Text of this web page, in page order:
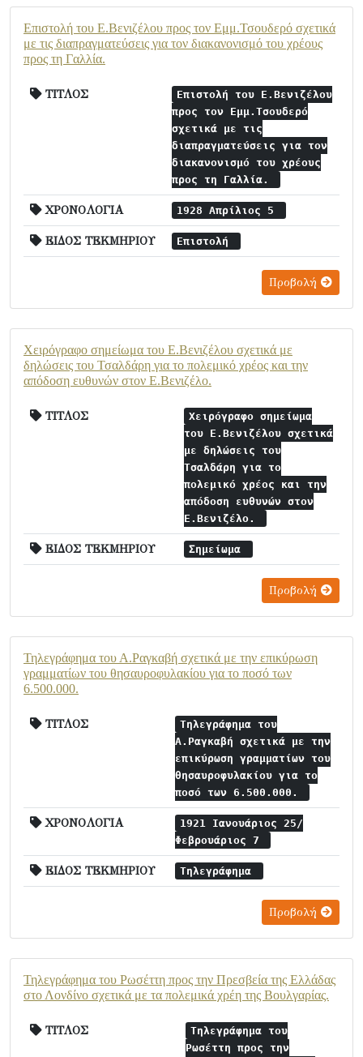
Επιστολή του Ε.Βενιζέλου προς τον Εμμ.Τσουδερό σχετικά
με τις διαπραγματεύσεις για τον διακανονισμό του χρέους
προς τη Γαλλία.
ΤΙΤΛΟΣ
Επιστολή του Ε.Βενιζέλου
προς τον Εμμ.Τσουδερό
σχετικά με τις
διαπραγματεύσεις για τον
διακανονισμό του χρέους
προς τη Γαλλία.
ΧΡΟΝΟΛΟΓΙΑ 1928 Απρίλιος 5
ΕΙΔΟΣ ΤΕΚΜΗΡΙΟΥ Επιστολή
Προβολή
Χειρόγραφο σημείωμα του Ε.Βενιζέλου σχετικά με
δηλώσεις του Τσαλδάρη για το πολεμικό χρέος και την
απόδοση ευθυνών στον Ε.Βενιζέλο.
ΤΙΤΛΟΣ
Χειρόγραφο σημείωμα
του Ε.Βενιζέλου σχετικά
με δηλώσεις του
Τσαλδάρη για το
πολεμικό χρέος και την
απόδοση ευθυνών στον
Ε.Βενιζέλο.
ΕΙΔΟΣ ΤΕΚΜΗΡΙΟΥ Σημείωμα
Προβολή
Τηλεγράφημα του Α.Ραγκαβή σχετικά με την επικύρωση
γραμματίων του θησαυροφυλακίου για το ποσό των
6.500.000.
ΤΙΤΛΟΣ
Τηλεγράφημα του
Α.Ραγκαβή σχετικά με την
επικύρωση γραμματίων του
θησαυροφυλακίου για το
ποσό των 6.500.000.
ΧΡΟΝΟΛΟΓΙΑ
1921 Ιανουάριος 25/
Φεβρουάριος 7
ΕΙΔΟΣ ΤΕΚΜΗΡΙΟΥ Τηλεγράφημα
Προβολή
Τηλεγράφημα του Ρωσέττη προς την Πρεσβεία της Ελλάδας
στο Λονδίνο σχετικά με τα πολεμικά χρέη της Βουλγαρίας.
ΤΙΤΛΟΣ
Τηλεγράφημα του
Ρωσέττη προς την